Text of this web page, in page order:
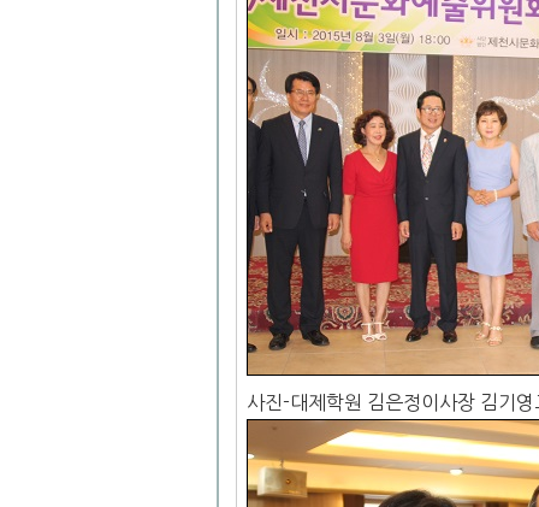
사진-대제학원 김은정이사장 김기